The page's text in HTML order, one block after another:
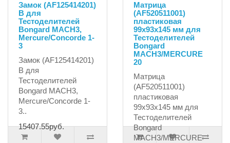
Замок (AF125414201)
B для
Тестоделителей
Bongard MACH3,
Mercure/Concorde 1-
3
Замок (AF125414201)
B для
Тестоделителей
Bongard MACH3,
Mercure/Concorde 1-
3..
15407.55руб.
Матрица
(AF520511001)
пластиковая
99x93x145 мм для
Тестоделителей
Bongard
MACH3/MERCURE
20
Матрица
(AF520511001)
пластиковая
99x93x145 мм для
Тестоделителей
Bongard
MACH3/MERCURE